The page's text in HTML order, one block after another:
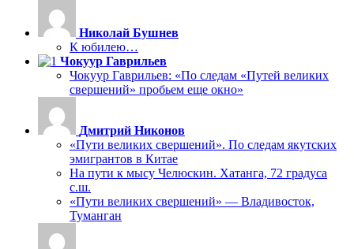
Николай Бушнев
К юбилею…
Чокуур Гаврильев
Чокуур Гаврильев: «По следам «Путей великих
свершений» пробьем еще окно»
Дмитрий Никонов
«Пути великих свершений». По следам якутских
эмигрантов в Китае
На пути к мысу Челюскин. Хатанга, 72 градуса
с.ш.
«Пути великих свершений» — Владивосток,
Туманган